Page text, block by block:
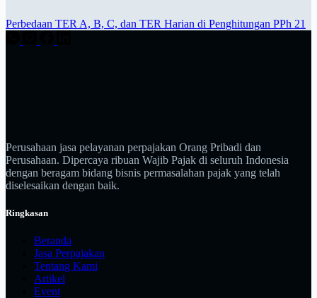
Perbedaan TER A, B, C, dan TER Harian di Penghitungan PPh 21
Perusahaan jasa pelayanan perpajakan Orang Pribadi dan
Perusahaan. Dipercaya ribuan Wajib Pajak di seluruh Indonesia
dengan beragam bidang bisnis permasalahan pajak yang telah
diselesaikan dengan baik.
Ringkasan
Beranda
Jasa Perpajakan
Tentang Kami
Artikel
Event